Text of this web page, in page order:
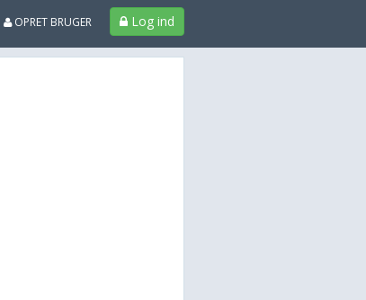
Log ind
OPRET BRUGER